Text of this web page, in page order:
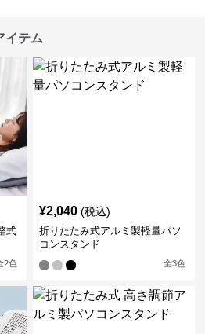
イテム
式
2色
¥2,040 (税込)
折りたたみ式アルミ製軽量パソ
コンスタンド
全3色